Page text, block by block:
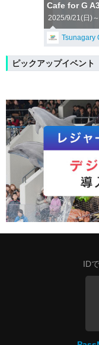
Cafe for G
2025/9/21(日)～
Tsunagary
ピックアップイベント
ID